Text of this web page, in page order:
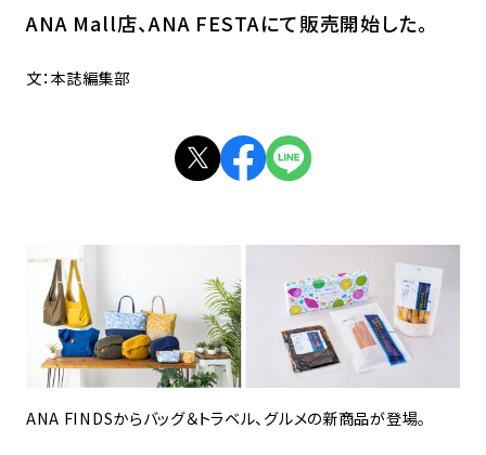
ANA Mall店、ANA FESTAにて販売開始した。
文：本誌編集部
ANA FINDSからバッグ＆トラベル、グルメの新商品が登場。